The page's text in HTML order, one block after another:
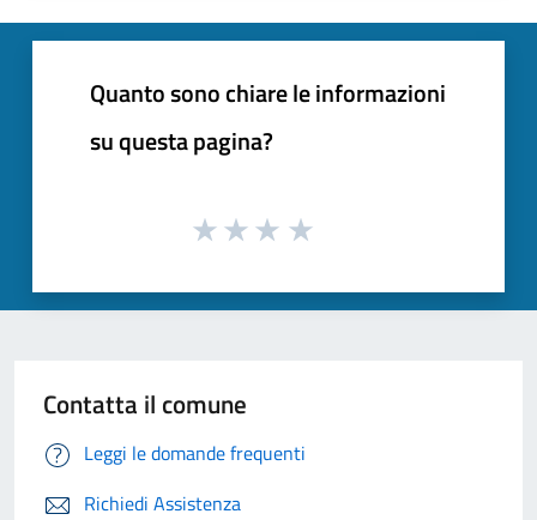
Quanto sono chiare le informazioni
su questa pagina?
Contatta il comune
Leggi le domande frequenti
Richiedi Assistenza